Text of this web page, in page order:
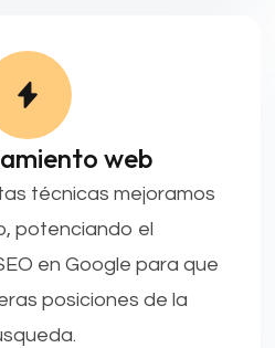
web
técnicas mejoramos
potenciando el
en Google para que
posiciones de la